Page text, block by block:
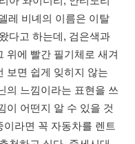
레 비녜의 이름은 이탈
다고 하는데, 검은색과
위에 빨간 필기체로 새겨
보면 쉽게 잊히지 않는
의 느낌이라는 표현을 쓰
이 어떤지 알 수 있을 것
라면 꼭 자동차를 렌트